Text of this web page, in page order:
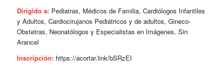
Dirigido a:Pediatras, Médicos de Familia, Cardiólogos Infantiles
y Adultos, Cardiocirujanos Pediátricos y de adultos, Gineco-
Obstetras, Neonatólogos y Especialistas en Imágenes. Sin
Arancel
Inscripción:https://acortar.link/bSRzEI